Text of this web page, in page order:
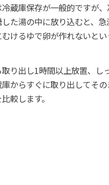
蔵庫保存が一般的ですが
た湯の中に放り込むと、
けるゆで卵が作れないとい
り出し1時間以上放置、し
からすぐに取り出してそ
較します。